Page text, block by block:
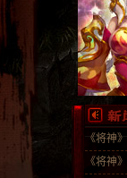
《将神
《将神